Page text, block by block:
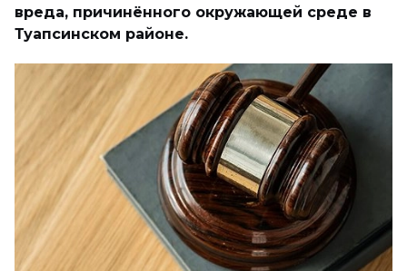
вреда, причинённого окружающей среде в
Туапсинском районе.